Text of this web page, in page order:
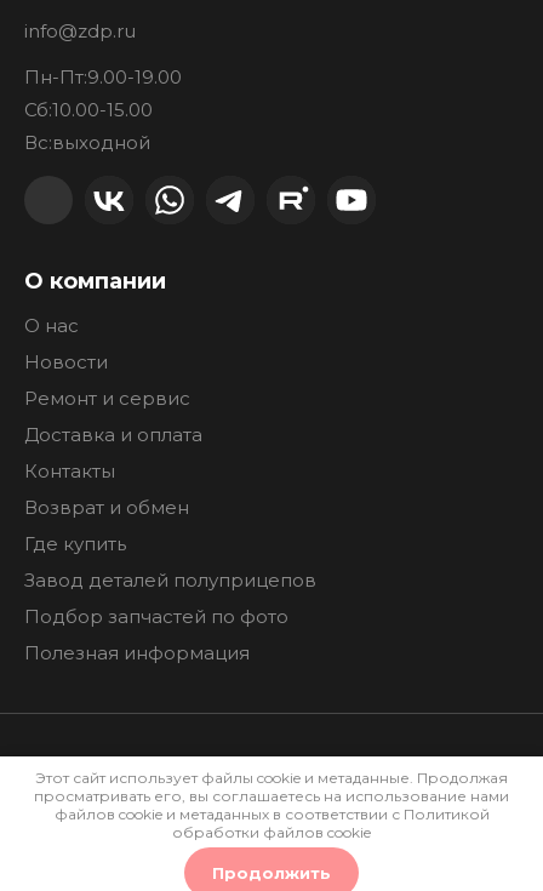
0
info@zdp.ru
Пн-Пт:9.00-19.00
Сб:10.00-15.00
Вс:выходной
О компании
О нас
Новости
Ремонт и сервис
Доставка и оплата
Контакты
Возврат и обмен
Где купить
Завод деталей полуприцепов
Подбор запчастей по фото
Полезная информация
Политика конфиденциальности
Мегагрупп.ру
Этот сайт использует файлы cookie и метаданные. Продолжая
просматривать его, вы соглашаетесь на использование нами
файлов cookie и метаданных в соответствии с Политикой
обработки файлов cookie
Продолжить